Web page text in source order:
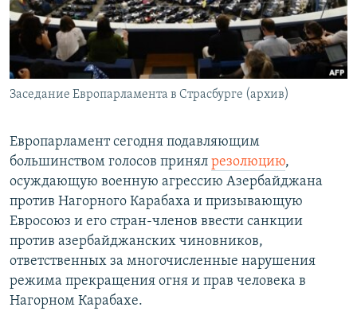
Հայերեն
English
Русский
Заседание Европарламента в Страсбурге (архив)
Европарламент сегодня подавляющим
большинством голосов принял резолюцию,
осуждающую военную агрессию Азербайджана
против Нагорного Карабаха и призывающую
Евросоюз и его стран-членов ввести санкции
против азербайджанских чиновников,
ответственных за многочисленные нарушения
режима прекращения огня и прав человека в
Нагорном Карабахе.